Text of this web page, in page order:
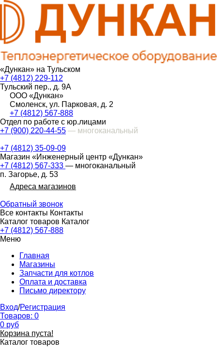
«Дункан» на Тульском
+7 (4812) 229-112
Тульский пер., д. 9А
ООО «Дункан»
Смоленск, ул. Парковая, д. 2
+7 (4812) 567-888
Отдел по работе с юр.лицами
+7 (900) 220-44-55 — многоканальный
+7 (4812) 35-09-09
Магазин «Инженерный центр «Дункан»
+7 (4812) 567-333 — многоканальный
п. Загорье, д. 53
Адреса магазинов
Обратный звонок
Все контакты Контакты
Каталог товаров Каталог
+7 (4812) 567-888
Меню
Главная
Магазины
Запчасти для котлов
Оплата и доставка
Письмо директору
Вход/Регистрация
Товаров: 0
0 руб
Корзина пуста!
Каталог товаров